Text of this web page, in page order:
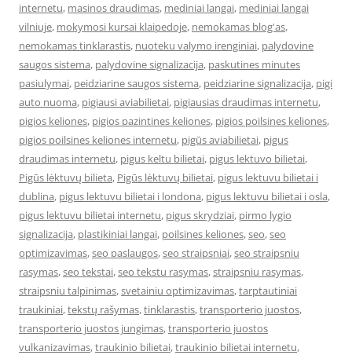
internetu, masinos draudimas, mediniai langai, mediniai langai
vilniuje, mokymosi kursai klaipedoje, nemokamas blog'as,
nemokamas tinklarastis, nuoteku valymo irenginiai, palydovine
saugos sistema, palydovine signalizacija, paskutines minutes
pasiulymai, peidziarine saugos sistema, peidziarine signalizacija, pigi
auto nuoma, pigiausi aviabilietai, pigiausias draudimas internetu,
pigios keliones, pigios pazintines keliones, pigios poilsines keliones,
pigios poilsines keliones internetu, pigūs aviabilietai, pigus
draudimas internetu, pigus keltu bilietai, pigus lektuvo bilietai,
Pigūs lėktuvų bilieta, Pigūs lėktuvų bilietai, pigus lektuvu bilietai i
dublina, pigus lektuvu bilietai i londona, pigus lektuvu bilietai i osla,
pigus lektuvu bilietai internetu, pigus skrydziai, pirmo lygio
signalizacija, plastikiniai langai, poilsines keliones,seo,seo
optimizavimas,seo paslaugos,seo straipsniai,seo straipsniu
rasymas,seo tekstai,seo tekstu rasymas,straipsniu rasymas,
straipsniu talpinimas,svetainiu optimizavimas,tarptautiniai
traukiniai,tekstų rašymas,tinklarastis,transporterio juostos,
transporterio juostos jungimas,transporterio juostos
vulkanizavimas,traukinio bilietai,traukinio bilietai internetu,